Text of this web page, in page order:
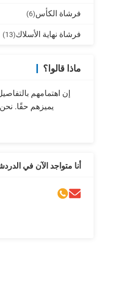
فرشاة الكأس(6)
فرشاة نهاية الأسلاك(13)
ماذا قالوا؟
إن اهتمامهم
يميزهم حقًا.
أنا متواجد الآن في